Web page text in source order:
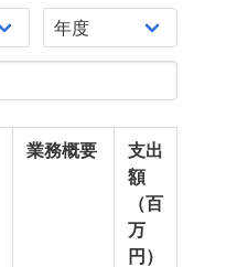
業務概要
支出
額
（百
万
円）